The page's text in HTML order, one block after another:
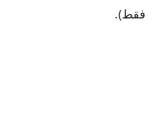
فقط).